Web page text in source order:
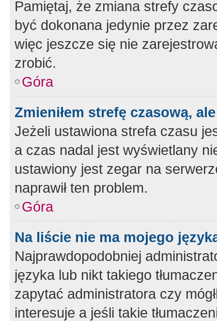
Pamiętaj, że zmiana strefy
być dokonana jedynie przez
więc jeszcze się nie
zrobić.
Góra
Zmieniłem strefę czasową,
Jeżeli ustawiona strefa czasu
a czas nadal jest wyświetlany
ustawiony jest zegar na
naprawił ten problem.
Góra
Na liście nie ma mojego
Najprawdopodobniej
języka lub nikt takiego
zapytać administratora czy
interesuje a jeśli takie